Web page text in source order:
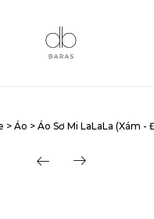
> Áo > Áo Sơ Mi LaLaLa (Xám -